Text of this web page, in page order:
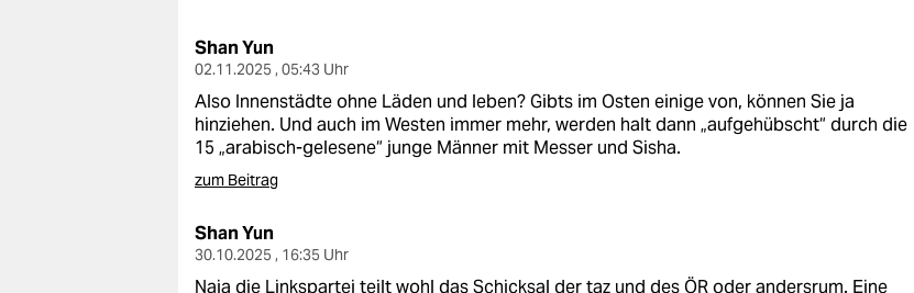
nord
wahrheit
verlag
verlag
veranstaltungen
shop
Shan Yun
02.11.2025 , 05:43 Uhr
Also Innenstädte ohne Läden und leben? Gibts im Osten einige von, können Sie ja
hinziehen. Und auch im Westen immer mehr, werden halt dann „aufgehübscht“ durch die
15 „arabisch-gelesene“ junge Männer mit Messer und Sisha.
zum Beitrag
Shan Yun
30.10.2025 , 16:35 Uhr
Naja die Linkspartei teilt wohl das Schicksal der taz und des ÖR oder andersrum. Eine